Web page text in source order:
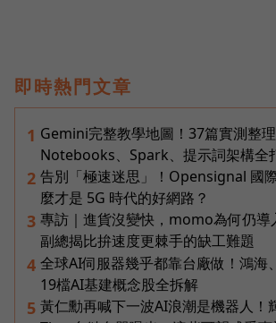
即時熱門文章
1 Gemini完整教學地圖！37篇實測整理
Notebooks、Spark、提示詞架構全
2 告別「極速迷思」！Opensignal 國
麼才是 5G 時代的好網路？
3 專訪｜進貨沒變快，momo為何仍導
副總揭比拚速度更棘手的缺工難題
4 全球AI伺服器幾乎都靠台廠做！鴻
19檔AI基建概念股全拆解
5 黃仁勳再喊下一波AI浪潮是機器人！